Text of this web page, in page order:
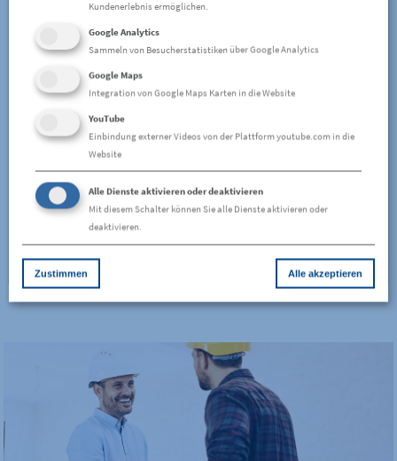
Fliesenarbeiten
Präzise verlegte Wand- und Bodenfliesen für Bad, Küche und
Wohnbereiche – sauber aus einer Hand.
Mehr erfahren
Kundenerlebnis ermöglichen.
Google Analytics
Sammeln von Besucherstatistiken über Google Analytics
Google Maps
Integration von Google Maps Karten in die Website
YouTube
Einbindung externer Videos von der Plattform youtube.com in die
Website
Alle Dienste aktivieren oder deaktivieren
Mit diesem Schalter können Sie alle Dienste aktivieren oder
deaktivieren.
Zustimmen Alle akzeptieren